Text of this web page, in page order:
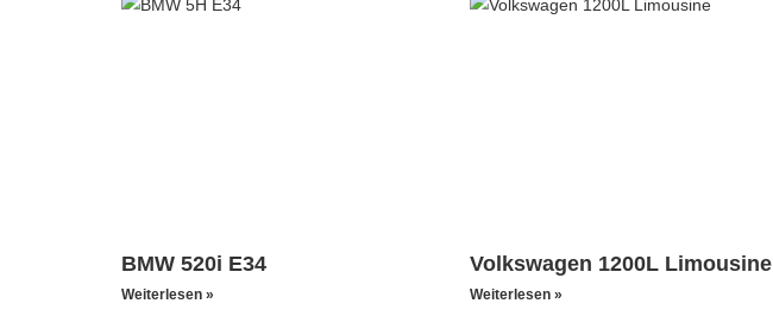
BMW 520i E34
Weiterlesen »
Volkswagen 1200L Limousine
Weiterlesen »